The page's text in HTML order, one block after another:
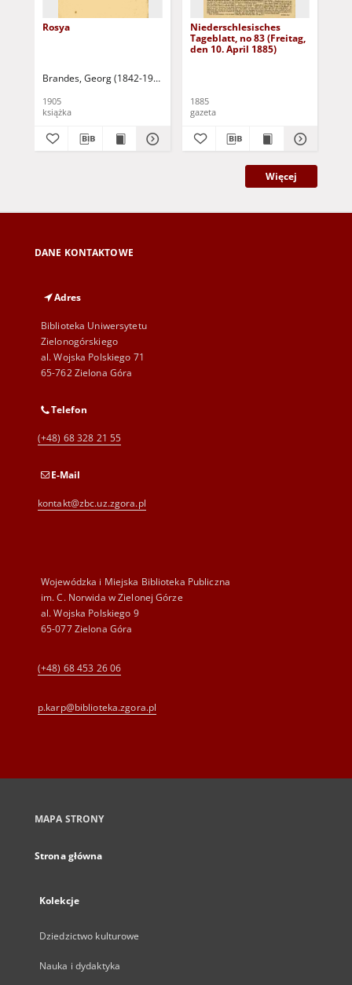
Rosya
Brandes, Georg (1842-1927)
1905
książka
Niederschlesisches
Tageblatt, no 83 (Freitag,
den 10. April 1885)
1885
gazeta
Więcej
DANE KONTAKTOWE
Adres
Biblioteka Uniwersytetu
Zielonogórskiego
al. Wojska Polskiego 71
65-762 Zielona Góra
Telefon
(+48) 68 328 21 55
E-Mail
kontakt@zbc.uz.zgora.pl
Wojewódzka i Miejska Biblioteka Publiczna
im. C. Norwida w Zielonej Górze
al. Wojska Polskiego 9
65-077 Zielona Góra
(+48) 68 453 26 06
p.karp@biblioteka.zgora.pl
MAPA STRONY
Strona główna
Kolekcje
Dziedzictwo kulturowe
Nauka i dydaktyka